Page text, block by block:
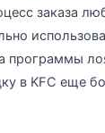
заказа
программы
в KFC еще